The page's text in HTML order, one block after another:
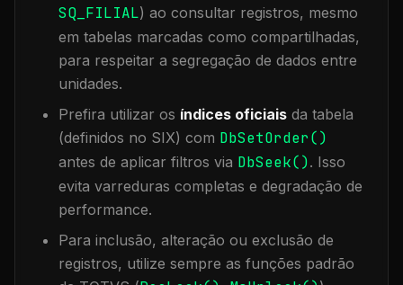
SQ_FILIAL) ao consultar registros, mesmo
em tabelas marcadas como compartilhadas,
para respeitar a segregação de dados entre
unidades.
Prefira utilizar os índices oficiais da tabela
(definidos no SIX) com DbSetOrder()
antes de aplicar filtros via DbSeek(). Isso
evita varreduras completas e degradação de
performance.
Para inclusão, alteração ou exclusão de
registros, utilize sempre as funções padrão